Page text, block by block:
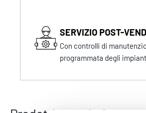
SERVIZIO POST-
Con controlli di
programmata degli